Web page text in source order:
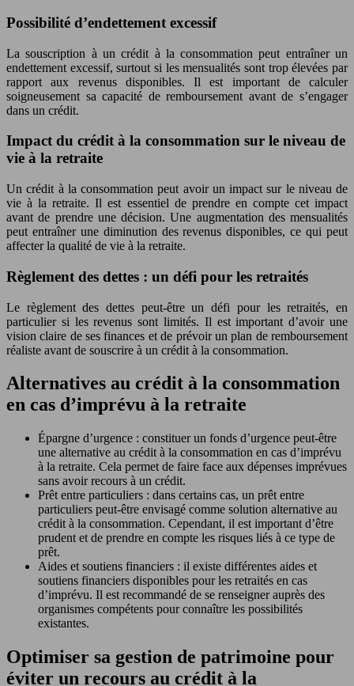
Possibilité d’endettement excessif
La souscription à un crédit à la consommation peut entraîner un
endettement excessif, surtout si les mensualités sont trop élevées par
rapport aux revenus disponibles. Il est important de calculer
soigneusement sa capacité de remboursement avant de s’engager
dans un crédit.
Impact du crédit à la consommation sur le niveau de
vie à la retraite
Un crédit à la consommation peut avoir un impact sur le niveau de
vie à la retraite. Il est essentiel de prendre en compte cet impact
avant de prendre une décision. Une augmentation des mensualités
peut entraîner une diminution des revenus disponibles, ce qui peut
affecter la qualité de vie à la retraite.
Règlement des dettes : un défi pour les retraités
Le règlement des dettes peut-être un défi pour les retraités, en
particulier si les revenus sont limités. Il est important d’avoir une
vision claire de ses finances et de prévoir un plan de remboursement
réaliste avant de souscrire à un crédit à la consommation.
Alternatives au crédit à la consommation
en cas d’imprévu à la retraite
Épargne d’urgence : constituer un fonds d’urgence peut-être
une alternative au crédit à la consommation en cas d’imprévu
à la retraite. Cela permet de faire face aux dépenses imprévues
sans avoir recours à un crédit.
Prêt entre particuliers : dans certains cas, un prêt entre
particuliers peut-être envisagé comme solution alternative au
crédit à la consommation. Cependant, il est important d’être
prudent et de prendre en compte les risques liés à ce type de
prêt.
Aides et soutiens financiers : il existe différentes aides et
soutiens financiers disponibles pour les retraités en cas
d’imprévu. Il est recommandé de se renseigner auprès des
organismes compétents pour connaître les possibilités
existantes.
Optimiser sa gestion de patrimoine pour
éviter un recours au crédit à la